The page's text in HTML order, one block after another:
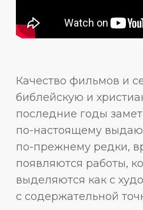
Качество фильмов и
библейскую и
последние годы
по-настоящему
по-прежнему редки,
появляются работы,
выделяются как с
с содержательной